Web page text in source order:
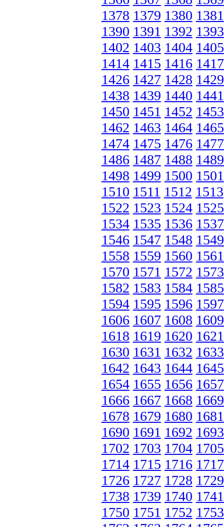
1378 1379 1380 1381
1390 1391 1392 1393
1402 1403 1404 1405
1414 1415 1416 1417
1426 1427 1428 1429
1438 1439 1440 1441
1450 1451 1452 1453
1462 1463 1464 1465
1474 1475 1476 1477
1486 1487 1488 1489
1498 1499 1500 1501
1510 1511 1512 1513
1522 1523 1524 1525
1534 1535 1536 1537
1546 1547 1548 1549
1558 1559 1560 1561
1570 1571 1572 1573
1582 1583 1584 1585
1594 1595 1596 1597
1606 1607 1608 1609
1618 1619 1620 1621
1630 1631 1632 1633
1642 1643 1644 1645
1654 1655 1656 1657
1666 1667 1668 1669
1678 1679 1680 1681
1690 1691 1692 1693
1702 1703 1704 1705
1714 1715 1716 1717
1726 1727 1728 1729
1738 1739 1740 1741
1750 1751 1752 1753